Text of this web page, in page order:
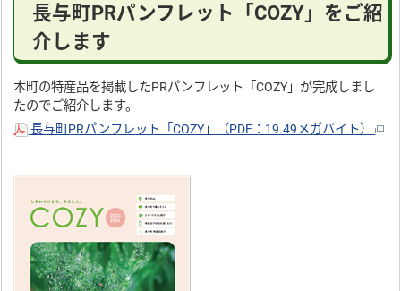
長与町PRパンフレット「COZY」をご紹
介します
本町の特産品を掲載したPRパンフレット「COZY」が完成しまし
たのでご紹介します。
長与町PRパンフレット「COZY」（PDF：19.49メガバイト）